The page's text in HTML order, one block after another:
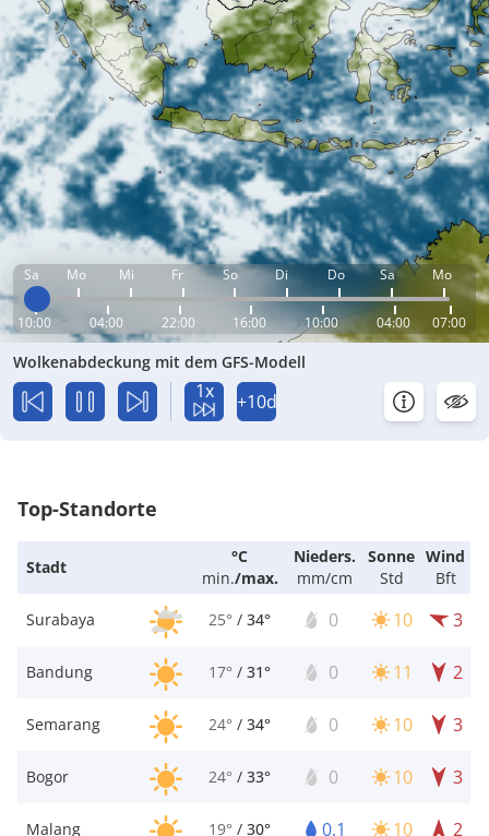
Sa Mo Mi Fr So Di Do Sa Mo
10:00 04:00 22:00 16:00 10:00 04:00 07:00
Wolkenabdeckung mit dem GFS-Modell
1x +10d
Top-Standorte
Stadt
°C
min./max.
Nieders.
mm/cm
Sonne
Std
Wind
Bft
Surabaya
25° / 34° 0 10 3
Bandung 17° / 31° 0 11 2
Semarang 24° / 34° 0 10 3
Bogor 24° / 33° 0 10 3
Malang 19° / 30° 0,1 10 2